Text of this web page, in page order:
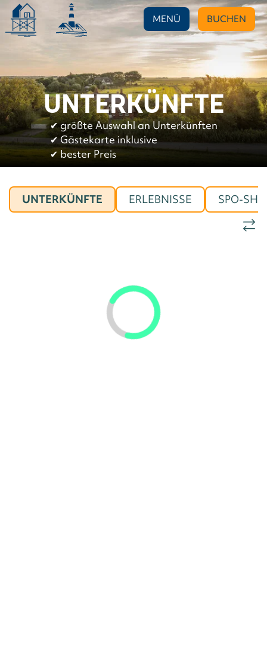
MENÜ BUCHEN
UNTERKÜNFTE
✔︎größte Auswahl an Unterkünften
✔︎Gästekarte inklusive
✔︎ bester Preis
UNTERKÜNFTE ERLEBNISSE SPO-